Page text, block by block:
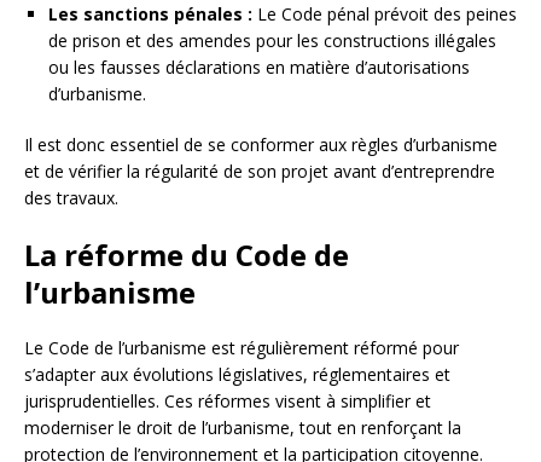
Les sanctions pénales : Le Code pénal prévoit des peines
de prison et des amendes pour les constructions illégales
ou les fausses déclarations en matière d’autorisations
d’urbanisme.
Il est donc essentiel de se conformer aux règles d’urbanisme
et de vérifier la régularité de son projet avant d’entreprendre
des travaux.
La réforme du Code de
l’urbanisme
Le Code de l’urbanisme est régulièrement réformé pour
s’adapter aux évolutions législatives, réglementaires et
jurisprudentielles. Ces réformes visent à simplifier et
moderniser le droit de l’urbanisme, tout en renforçant la
protection de l’environnement et la participation citoyenne.